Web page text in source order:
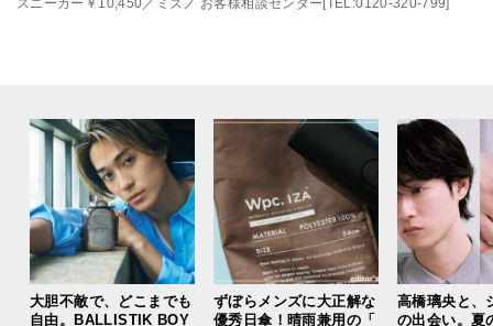
大胆不敵で、どこまでも
自由。BALLISTIK BOY
ずぼらメンズに大正解な
優秀日傘！晴雨兼用の「
高橋璃央と、
の出会い。夏